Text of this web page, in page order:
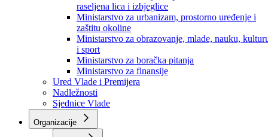
raseljena lica i izbjeglice
Ministarstvo za urbanizam, prostorno uređenje i
zaštitu okoline
Ministarstvo za obrazovanje, mlade, nauku,
i sport
Ministarstvo za boračka pitanja
Ministarstvo za finansije
Ured Vlade i Premijera
Nadležnosti
Sjednice Vlade
Organizacije